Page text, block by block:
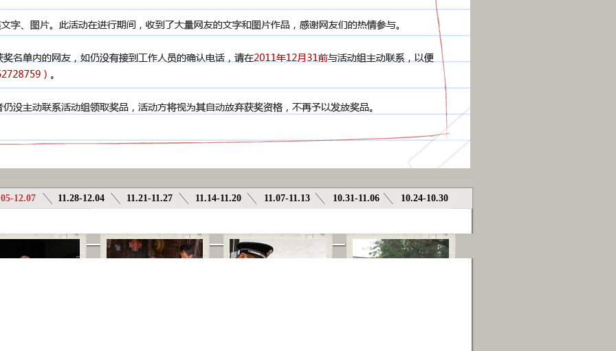
12.07 11.28-12.04 11.21-11.27 11.14-11.20 11.07-11.13 10.31-11.06 10.24-10.30